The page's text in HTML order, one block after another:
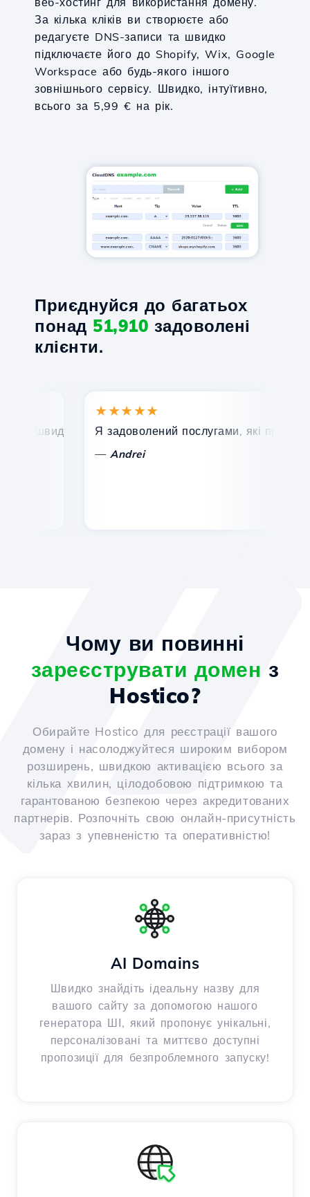
За кілька кліків ви створюєте або
редагуєте DNS-записи та швидко
підключаєте його до Shopify, Wix, Google
Workspace або будь-якого іншого
зовнішнього сервісу. Швидко, інтуїтивно,
всього за 5,99 € на рік.
Приєднуйся до багатьох
понад 51,910 задоволені
клієнти.
та ефективна технічна підтримка.
★★★★★
Я задоволений послугами, які пропонує
Andrei
Чому ви повинні
зареєструвати домен з
Hostico?
Обирайте Hostico для реєстрації вашого
домену і насолоджуйтеся широким вибором
розширень, швидкою активацією всього за
кілька хвилин, цілодобовою підтримкою та
гарантованою безпекою через акредитованих
партнерів. Розпочніть свою онлайн-присутність
зараз з упевненістю та оперативністю!
AI Domains
Швидко знайдіть ідеальну назву для
вашого сайту за допомогою нашого
генератора ШІ, який пропонує унікальні,
персоналізовані та миттєво доступні
пропозиції для безпроблемного запуску!